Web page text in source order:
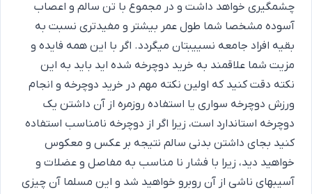
چشمگیری خواهد داشت و در مجموع با تن سالم و اعصاب
آسوده مشخصا شما طول عمر بیشتر و مفیدتری نسبت به
بقیه افراد جامعه نسییبتان میگردد. اگر با این همه فایده و
مزیت شما علاقمند به خرید دوچرخه شده اید باید به این
نکته دقت کنید که اولین نکته مهم در خرید دوچرخه و انجام
ورزش دوچرخه سواری یا استفاده روزمره از آن داشتن یک
دوچرخه استاندارد است، زیرا اگر از دوچرخه نامناسب استفاده
کنید بجای داشتن بدنی سالم نتیجه بر عکس و معکوس
خواهید دید، زیرا با فشار نا مناسب به مفاصل و عضلات و
آسیبهای ناشی از آن روبرو خواهید شد و این مسلما آن چیزی